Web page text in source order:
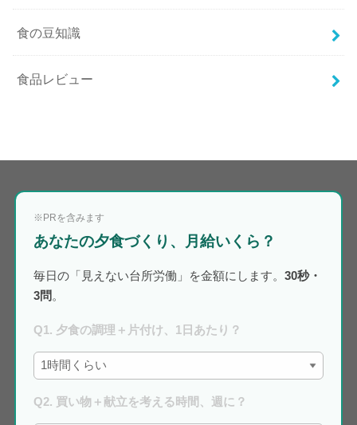
食の豆知識
食品レビュー
※PRを含みます
あなたの夕食づくり、月給いくら？
毎日の「見えない台所労働」を金額にします。30秒・
3問 。
Q1. 夕食の調理＋片付け、1日あたり？
Q2. 買い物＋献立を考える時間、週に？